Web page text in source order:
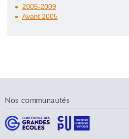
2005-2009
Avant 2005
Nos communautés